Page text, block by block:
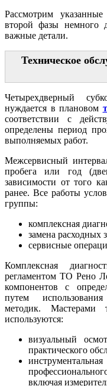
Рассмотрим
второй фазы немного
важные детали.
Техническое
Четырехдверный
нуждается в плановом
соответствии с
определены период
выполняемых работ.
Межсервисный
пробега или год
зависимости от того
ранее. Все работы
группы:
комплексная
замена расходных
сервисные
Комплексная
регламентом ТО Рено
компонентов с
путем
методик. Мастерами
используются:
визуальный
практического
включая